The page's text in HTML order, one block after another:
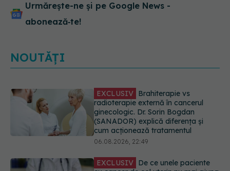
Urmărește-ne și pe Google News -
abonează‑te!
NOUTĂȚI
EXCLUSIV De ce unele paciente
cu cancer de col uterin nu mai ajung
la operație. Dr. Sorin Bogdan
(SANADOR): Intervenția
chirurgicală, doar în situații
particulare